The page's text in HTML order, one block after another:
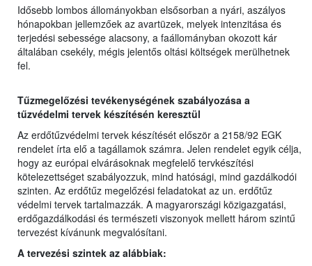
Idősebb lombos állományokban elsősorban a nyári, aszályos
hónapokban jellemzőek az avartüzek, melyek intenzitása és
terjedési sebessége alacsony, a faállományban okozott kár
általában csekély, mégis jelentős oltási költségek merülhetnek
fel.
Tűzmegelőzési tevékenységének szabályozása a
tűzvédelmi tervek készítésén keresztül
Az erdőtűzvédelmi tervek készítését először a 2158/92 EGK
rendelet írta elő a tagállamok számra. Jelen rendelet egyik célja,
hogy az európai elvárásoknak megfelelő tervkészítési
kötelezettséget szabályozzuk, mind hatósági, mind gazdálkodói
szinten. Az erdőtűz megelőzési feladatokat az un. erdőtűz
védelmi tervek tartalmazzák. A magyarországi közigazgatási,
erdőgazdálkodási és természeti viszonyok mellett három szintű
tervezést kívánunk megvalósítani.
A tervezési szintek az alábbiak: